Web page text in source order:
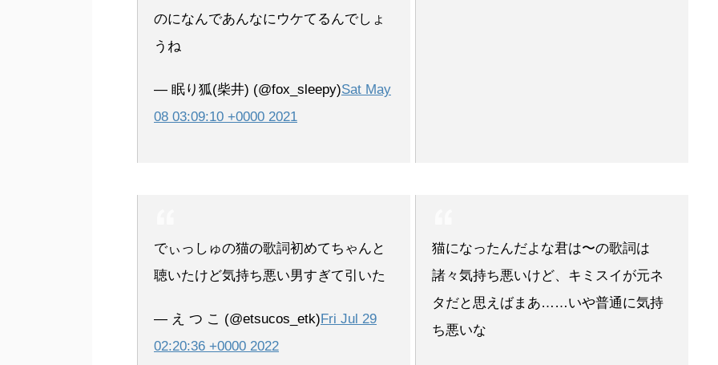
のになんであんなにウケてるんでしょ
うね
— 眠り狐(柴井) (@fox_sleepy)Sat May
08 03:09:10 +0000 2021
でぃっしゅの猫の歌詞初めてちゃんと
聴いたけど気持ち悪い男すぎて引いた
— え つ こ (@etsucos_etk)Fri Jul 29
02:20:36 +0000 2022
猫になったんだよな君は〜の歌詞は
諸々気持ち悪いけど、キミスイが元ネ
タだと思えばまあ……いや普通に気持
ち悪いな